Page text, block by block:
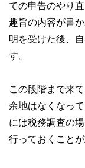
ての申告のやり
趣旨の内容が書
明を受けた後、
す。
この段階まで来
余地はなくなっ
には税務調査の
行っておくことが